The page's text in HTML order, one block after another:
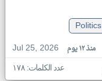
Politics
Jul 25, 2026
منذ ١٢ يوم
عدد الكلمات: ١٧٨